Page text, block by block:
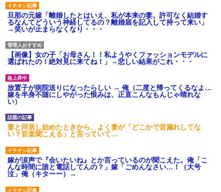
旦那の元嫁「離婚したとはいえ、私が本来の妻。許可なく結婚す
るなんてどういう神経してるの？離婚届を記入して持って来い」
→笑いが止まらなくなり・・・
【画像】女の子「お母さん！！私ようやくファッションモデルに
選ばれたの！絶対見に来てね！」→悲しい結果がこれ・・・
放置子が病院送りになったらしい → 俺（二度と帰ってくるなよ…
嫁を半身不随にしやがった恨みは、正直こんなもんじゃ晴れな
い）
妻と同居し始めたときから、よく妻が「どこかで音漏れしてな
い？音楽聞こえる」と言っていて…
嫁が涙声で『会いたいね』とか言っているのが聞こえた。俺「こ
んな時間に誰と電話してんの？」嫁「ごめんなさい…！（大号
泣」俺（キターー）→